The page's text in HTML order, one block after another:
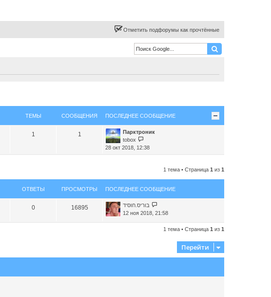
Отметить подфорумы как прочтённые
ТЕМЫ СООБЩЕНИЯ ПОСЛЕДНЕЕ СООБЩЕНИЕ
1 1
Парктроник
tobox
е
р
т
и
е
28 окт 2018, 12:38
1 тема • Страница 1 из 1
ОТВЕТЫ ПРОСМОТРЫ ПОСЛЕДНЕЕ СООБЩЕНИЕ
0 16895
בוריס.חוסיד
12 ноя 2018, 21:58
1 тема • Страница 1 из 1
Перейти